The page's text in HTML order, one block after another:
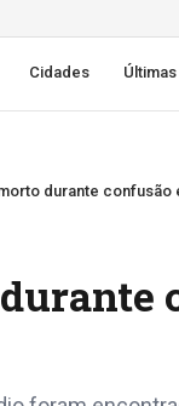
Cidades Últimas
durante confusão